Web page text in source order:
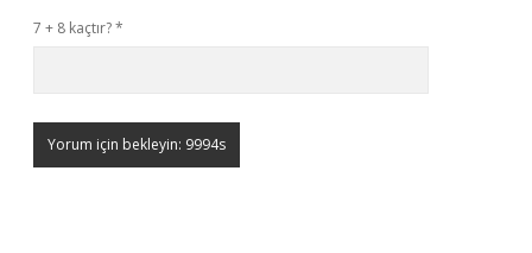
7 + 8 kaçtır?*